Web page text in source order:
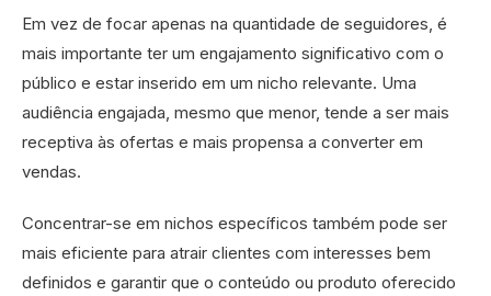
Em vez de focar apenas na quantidade de seguidores, é
mais importante ter um engajamento significativo com o
público e estar inserido em um nicho relevante. Uma
audiência engajada, mesmo que menor, tende a ser mais
receptiva às ofertas e mais propensa a converter em
vendas.
Concentrar-se em nichos específicos também pode ser
mais eficiente para atrair clientes com interesses bem
definidos e garantir que o conteúdo ou produto oferecido